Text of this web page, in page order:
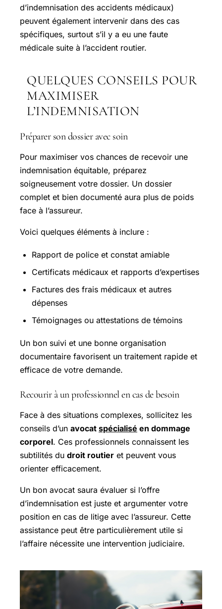
d’indemnisation des accidents médicaux)
peuvent également intervenir dans des cas
spécifiques, surtout s’il y a eu une faute
médicale suite à l’accident routier.
QUELQUES CONSEILS POUR
MAXIMISER
L’INDEMNISATION
Préparer son dossier avec soin
Pour maximiser vos chances de recevoir une
indemnisation équitable, préparez
soigneusement votre dossier. Un dossier
complet et bien documenté aura plus de poids
face à l’assureur.
Voici quelques éléments à inclure :
Rapport de police et constat amiable
Certificats médicaux et rapports d’expertises
Factures des frais médicaux et autres
dépenses
Témoignages ou attestations de témoins
Un bon suivi et une bonne organisation
documentaire favorisent un traitement rapide et
efficace de votre demande.
Recourir à un professionnel en cas de besoin
Face à des situations complexes, sollicitez les
conseils d’un avocat spécialisé en dommage
corporel. Ces professionnels connaissent les
subtilités du droit routier et peuvent vous
orienter efficacement.
Un bon avocat saura évaluer si l’offre
d’indemnisation est juste et argumenter votre
position en cas de litige avec l’assureur. Cette
assistance peut être particulièrement utile si
l’affaire nécessite une intervention judiciaire.